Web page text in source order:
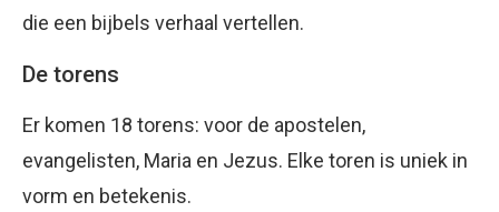
die een bijbels verhaal vertellen.
De torens
Er komen 18 torens: voor de apostelen,
evangelisten, Maria en Jezus. Elke toren is uniek in
vorm en betekenis.